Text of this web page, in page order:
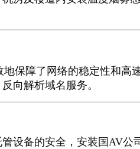
障了网络的稳定性和高
向解析域名服务。
备的安全，安装国AV公